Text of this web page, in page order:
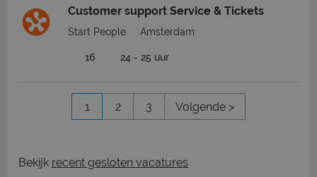
Customer support Service & Tickets
Start People Amsterdam
16 24 - 25 uur
1 2 3 Volgende >
Bekijk recent gesloten vacatures